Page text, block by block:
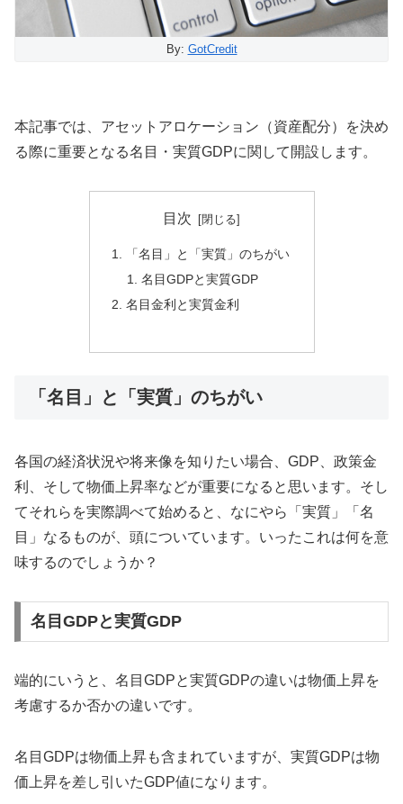
By: GotCredit
本記事では、アセットアロケーション（資産配分）を決め
る際に重要となる名目・実質GDPに関して開設します。
目次
「名目」と「実質」のちがい
名目GDPと実質GDP
名目金利と実質金利
「名目」と「実質」のちがい
各国の経済状況や将来像を知りたい場合、GDP、政策金
利、そして物価上昇率などが重要になると思います。そし
てそれらを実際調べて始めると、なにやら「実質」「名
目」なるものが、頭についています。いったこれは何を意
味するのでしょうか？
名目GDPと実質GDP
端的にいうと、名目GDPと実質GDPの違いは物価上昇を
考慮するか否かの違いです。
名目GDPは物価上昇も含まれていますが、実質GDPは物
価上昇を差し引いたGDP値になります。